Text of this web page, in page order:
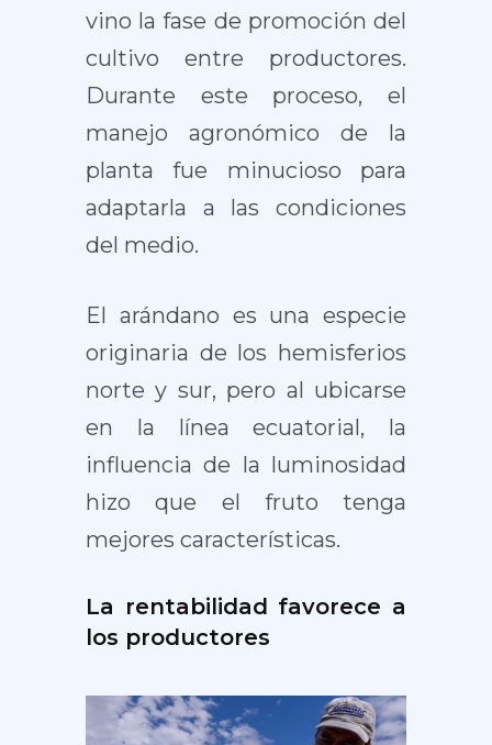
vino la fase de promoción del
cultivo entre productores.
Durante este proceso, el
manejo agronómico de la
planta fue minucioso para
adaptarla a las condiciones
del medio.
El arándano es una especie
originaria de los hemisferios
norte y sur, pero al ubicarse
en la línea ecuatorial, la
influencia de la luminosidad
hizo que el fruto tenga
mejores características.
La rentabilidad favorece a
los productores